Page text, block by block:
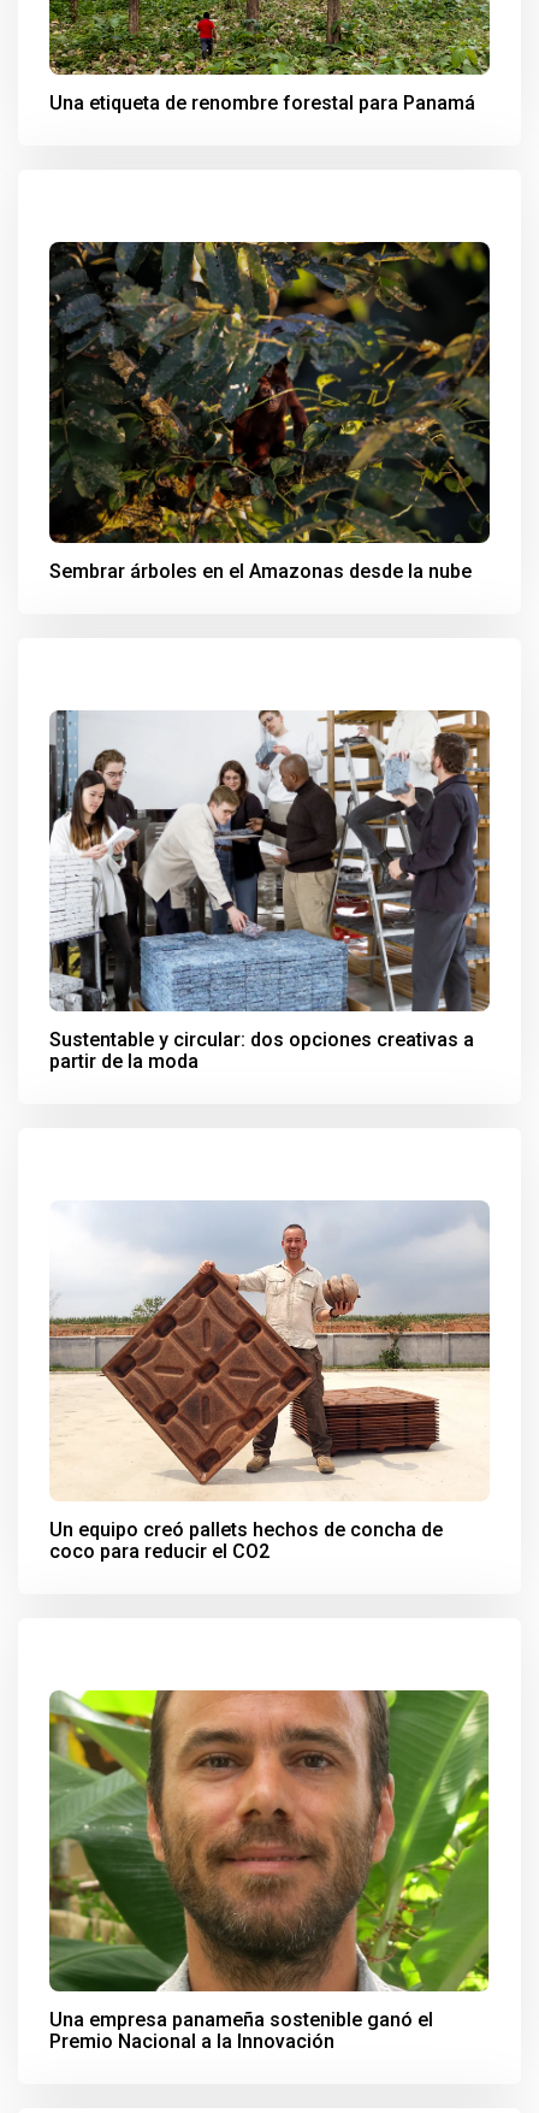
Una etiqueta de renombre forestal para Panamá
Sembrar árboles en el Amazonas desde la nube
Sustentable y circular: dos opciones creativas a
partir de la moda
Un equipo creó pallets hechos de concha de
coco para reducir el CO2
Una empresa panameña sostenible ganó el
Premio Nacional a la Innovación